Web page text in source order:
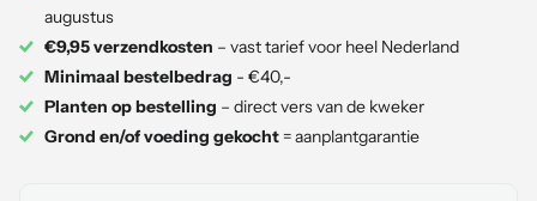
augustus
€9,95 verzendkosten – vast tarief voor heel Nederland
Minimaal bestelbedrag - €40,-
Planten op bestelling – direct vers van de kweker
Grond en/of voeding gekocht= aanplantgarantie